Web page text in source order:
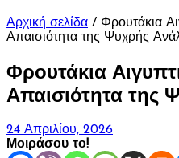
Αρχική σελίδα / Φρουτάκια
Απαισιότητα της Ψυχρής
Φρουτάκια
Απαισιότητα της
24 Απριλίου, 2026
Μοιράσου το!